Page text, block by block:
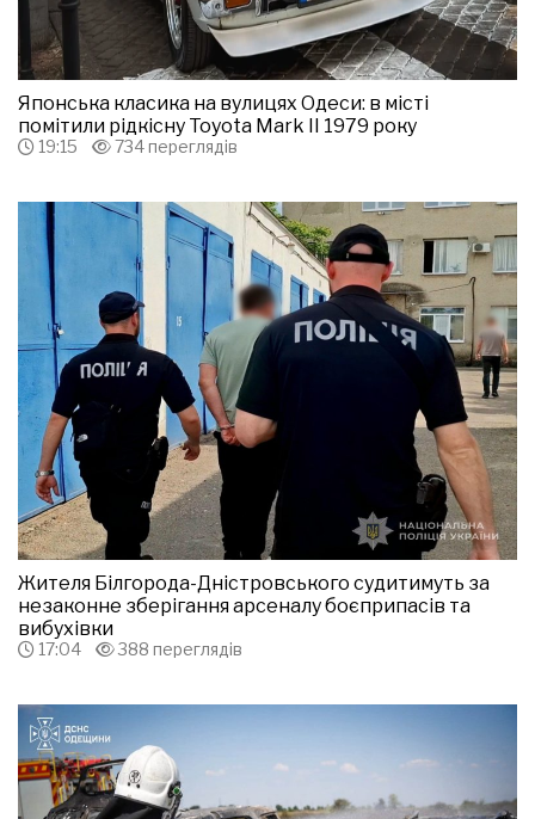
Японська класика на вулицях Одеси: в місті
помітили рідкісну Toyota Mark II 1979 року
19:15 734 переглядів
Жителя Білгорода-Дністровського судитимуть за
незаконне зберігання арсеналу боєприпасів та
вибухівки
17:04 388 переглядів